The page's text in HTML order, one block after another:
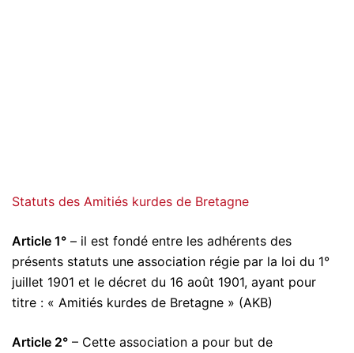
Statuts des Amitiés kurdes de Bretagne
Article 1° – il est fondé entre les adhérents des
présents statuts une association régie par la loi du 1°
juillet 1901 et le décret du 16 août 1901, ayant pour
titre : « Amitiés kurdes de Bretagne » (AKB)
Article 2° – Cette association a pour but de